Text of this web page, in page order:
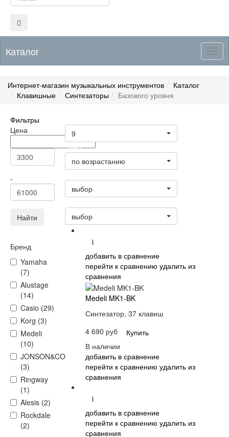
Каталог
Интернет-магазин музыкальных инструментов
Каталог
Клавишные
Синтезаторы Базового уровня
Фильтры
Цена
-
Найти
Бренд
Yamaha
(7)
Alustage
(14)
Casio (29)
Korg (3)
Medeli
(10)
JONSON&CO
(3)
Ringway
(1)
Alesis (2)
Rockdale
(2)
9
Цена
по возрастанию
выбор
выбор
i
добавить в сравнение
перейти к сравнению удалить из
сравнения
Medeli MK1-BK
Синтезатор, 37 клавиш
4 690 руб
Купить
В наличии
добавить в сравнение
перейти к сравнению удалить из
сравнения
i
добавить в сравнение
перейти к сравнению удалить из
сравнения